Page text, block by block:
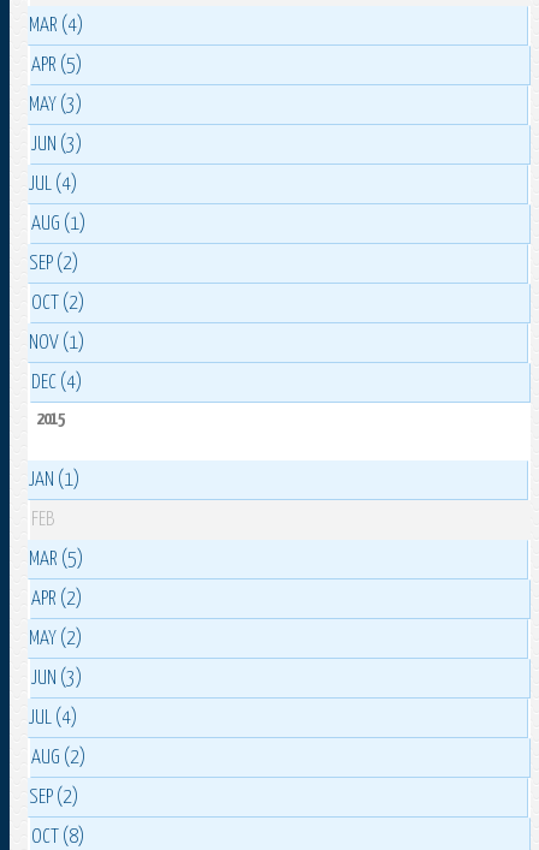
MAR (4)
APR (5)
MAY (3)
JUN (3)
JUL (4)
AUG (1)
SEP (2)
OCT (2)
NOV (1)
DEC (4)
2015
JAN (1)
FEB
MAR (5)
APR (2)
MAY (2)
JUN (3)
JUL (4)
AUG (2)
SEP (2)
OCT (8)